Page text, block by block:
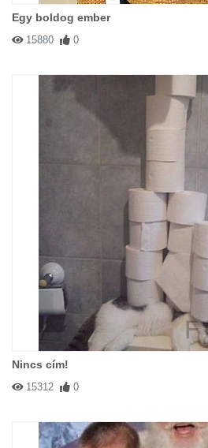
Egy boldog ember
15880 0
Nincs cím!
15312 0